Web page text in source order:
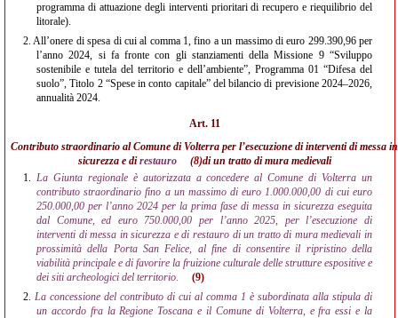
programma di attuazione degli interventi prioritari di recupero e riequilibrio del
litorale).
2. All’onere di spesa di cui al comma 1, fino a un massimo di euro 299.390,96 per
l’anno 2024, si fa fronte con gli stanziamenti della Missione 9 “Sviluppo
sostenibile e tutela del territorio e dell’ambiente”, Programma 01 “Difesa del
suolo”, Titolo 2 “Spese in conto capitale” del bilancio di previsione 2024–2026,
annualità 2024.
Art. 11
Contributo straordinario al Comune di Volterra per l’esecuzione di interventi di messa in
sicurezza e direstauro (8)di un tratto di mura medievali
1. La Giunta regionale è autorizzata a concedere al Comune di Volterra un
contributo straordinario fino a un massimo di euro 1.000.000,00 di cui euro
250.000,00 per l’anno 2024 per la prima fase di messa in sicurezza eseguita
dal Comune, ed euro 750.000,00 per l’anno 2025, per l’esecuzione di
interventi di messa in sicurezza e di restauro di un tratto di mura medievali in
prossimità della Porta San Felice, al fine di consentire il ripristino della
viabilità principale e di favorire la fruizione culturale delle strutture espositive e
dei siti archeologici del territorio.
(9)
2. La concessione del contributo di cui al comma 1 è subordinata alla stipula di
un accordo fra la Regione Toscana e il Comune di Volterra, e fra essi e la